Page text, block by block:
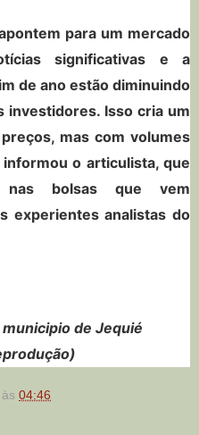
para um mercado
significativas e a
de ano estão diminuindo
investidores. Isso cria um
mas com volumes
o articulista, que
bolsas que vem
experientes analistas do
de Jequié
às 04:46